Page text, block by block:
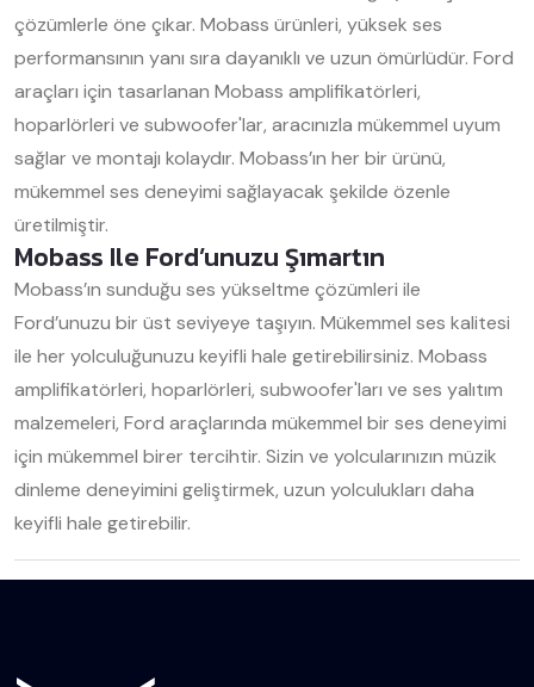
çözümlerle öne çıkar. Mobass ürünleri, yüksek ses
performansının yanı sıra dayanıklı ve uzun ömürlüdür. Ford
araçları için tasarlanan Mobass amplifikatörleri,
hoparlörleri ve subwoofer'lar, aracınızla mükemmel uyum
sağlar ve montajı kolaydır. Mobass’ın her bir ürünü,
mükemmel ses deneyimi sağlayacak şekilde özenle
üretilmiştir.
Mobass Ile Ford’unuzu Şımartın
Mobass’ın sunduğu ses yükseltme çözümleri ile
Ford’unuzu bir üst seviyeye taşıyın. Mükemmel ses kalitesi
ile her yolculuğunuzu keyifli hale getirebilirsiniz. Mobass
amplifikatörleri, hoparlörleri, subwoofer'ları ve ses yalıtım
malzemeleri, Ford araçlarında mükemmel bir ses deneyimi
için mükemmel birer tercihtir. Sizin ve yolcularınızın müzik
dinleme deneyimini geliştirmek, uzun yolculukları daha
keyifli hale getirebilir.